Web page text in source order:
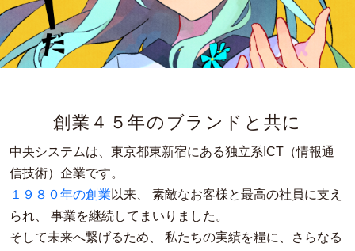
創業４５年のブランドと共に
中央システムは、東京都東新宿にある独立系ICT（情報通
信技術）企業です。
１９８０年の創業 以来、 素敵なお客様と最高の社員に支え
られ、 事業を継続してまいりました。
そして未来へ繋げるため、 私たちの実績を糧に、さらなる